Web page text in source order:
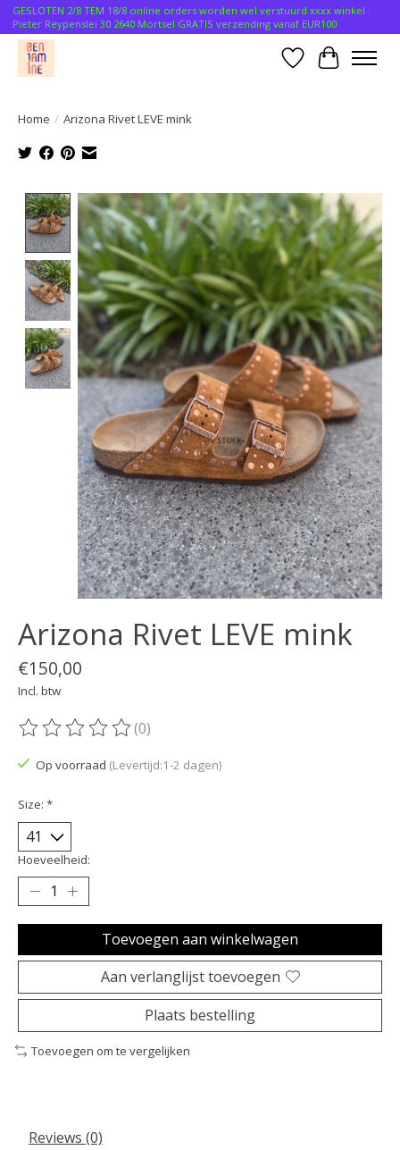
GESLOTEN 2/8 TEM 18/8 online orders worden wel verstuurd xxxx winkel :
Pieter Reypenslei 30 2640 Mortsel GRATIS verzending vanaf EUR100
Verlanglijst
Home / Arizona Rivet LEVE mink
Product image slideshow Items
Arizona Rivet LEVE mink
€150,00
Incl. btw
De beoordeling van dit product is
(0)
Op voorraad (Levertijd:1-2 dagen)
Size: *
Hoeveelheid:
Toevoegen aan winkelwagen
Aan verlanglijst toevoegen
Plaats bestelling
Toevoegen om te vergelijken
Reviews (0)